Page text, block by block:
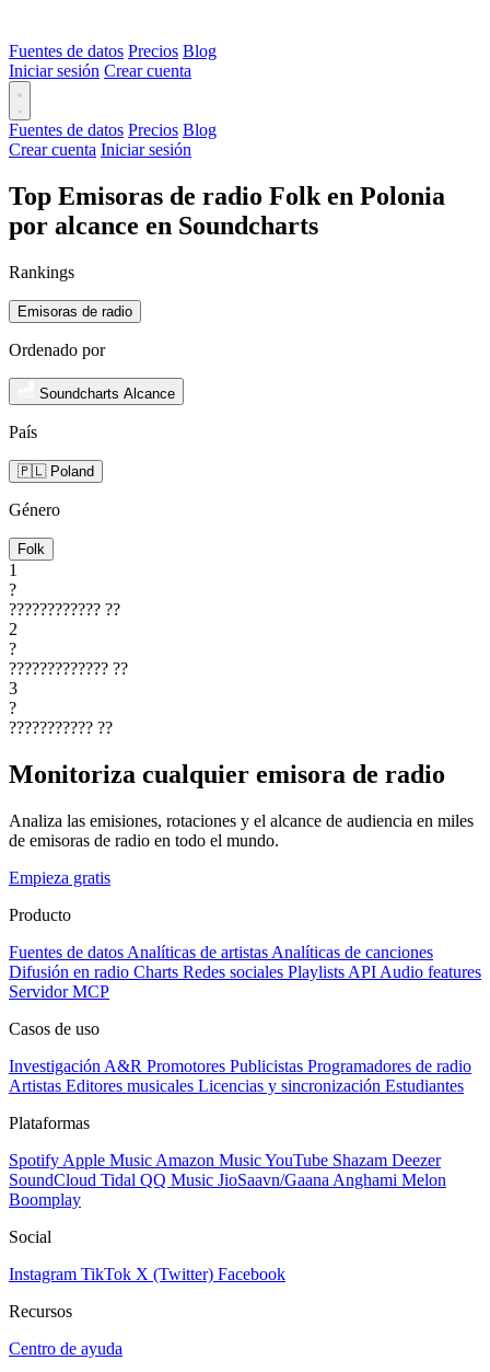
Fuentes de datos Precios Blog
Iniciar sesión Crear cuenta
Fuentes de datos Precios Blog
Crear cuenta Iniciar sesión
Top Emisoras de radio Folk en Polonia
por alcance en Soundcharts
Rankings
Emisoras de radio
Ordenado por
Soundcharts Alcance
País
🇵🇱 Poland
Género
Folk
1
?
???????????? ??
2
?
????????????? ??
3
?
??????????? ??
Monitoriza cualquier emisora de radio
Analiza las emisiones, rotaciones y el alcance de audiencia en miles
de emisoras de radio en todo el mundo.
Empieza gratis
Producto
Fuentes de datos Analíticas de artistas Analíticas de canciones
Difusión en radio Charts Redes sociales Playlists API Audio features
Servidor MCP
Casos de uso
Investigación A&R Promotores Publicistas Programadores de radio
Artistas Editores musicales Licencias y sincronización Estudiantes
Plataformas
Spotify Apple Music Amazon MusicYouTube Shazam Deezer
SoundCloud Tidal QQ Music JioSaavn/Gaana Anghami Melon
Boomplay
Social
Instagram TikTok X (Twitter) Facebook
Recursos
Centro de ayuda